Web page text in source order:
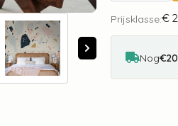
Large
Scaled
Subdued
Colors
Prijsklasse:€
€
€
Nog